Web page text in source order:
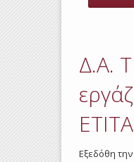
Δ.Α.
Εξεδόθη